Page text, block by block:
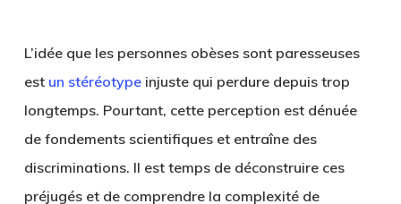
L’idée que les personnes obèses sont paresseuses
est un stéréotypeinjuste qui perdure depuis trop
longtemps. Pourtant, cette perception est dénuée
de fondements scientifiques et entraîne des
discriminations. Il est temps de déconstruire ces
préjugés et de comprendre la complexité de